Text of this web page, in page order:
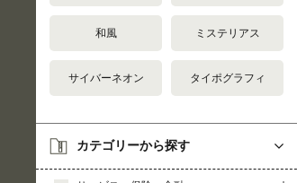
和風 ミステリアス
サイバーネオン タイポグラフィ
カテゴリーから探す